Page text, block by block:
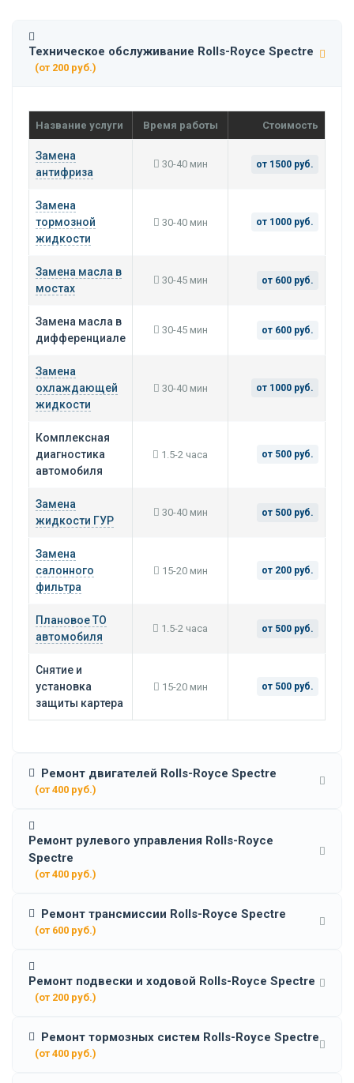
Техническое обслуживание Rolls-Royce Spectre
(от 200 руб.)
Название услуги Время работы Стоимость
Замена
антифриза
30-40 мин от 1500 руб.
Замена
тормозной
жидкости
30-40 мин от 1000 руб.
Замена масла в
мостах
30-45 мин от 600 руб.
Замена масла в
дифференциале
30-45 мин от 600 руб.
Замена
охлаждающей
жидкости
30-40 мин от 1000 руб.
Комплексная
диагностика
автомобиля
1.5-2 часа от 500 руб.
Замена
жидкости ГУР
30-40 мин от 500 руб.
Замена
салонного
фильтра
15-20 мин от 200 руб.
Плановое ТО
автомобиля
1.5-2 часа от 500 руб.
Снятие и
установка
защиты картера
15-20 мин от 500 руб.
Ремонт двигателей Rolls-Royce Spectre
(от 400 руб.)
Ремонт рулевого управления Rolls-Royce
Spectre
(от 400 руб.)
Ремонт трансмиссии Rolls-Royce Spectre
(от 600 руб.)
Ремонт подвески и ходовой Rolls-Royce Spectre
(от 200 руб.)
Ремонт тормозных систем Rolls-Royce Spectre
(от 400 руб.)